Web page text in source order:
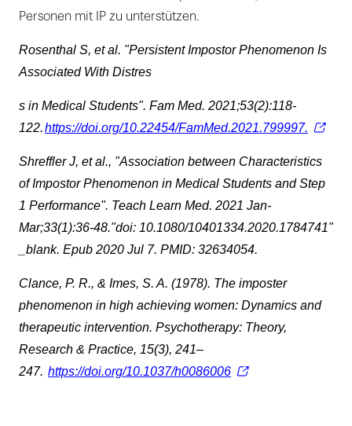
Personen mit IP zu unterstützen.
Rosenthal S, et al. "Persistent Impostor Phenomenon Is
Associated With Distres
s in Medical Students". Fam Med. 2021;53(2):118-
122.https://doi.org/10.22454/FamMed.2021.799997.
Shreffler J, et al., "Association between Characteristics
of Impostor Phenomenon in Medical Students and Step
1 Performance". Teach Learn Med. 2021 Jan-
Mar;33(1):36-48."doi: 10.1080/10401334.2020.1784741"
_blank. Epub 2020 Jul 7. PMID: 32634054.
Clance, P. R., & Imes, S. A. (1978). The imposter
phenomenon in high achieving women: Dynamics and
therapeutic intervention. Psychotherapy: Theory,
Research & Practice, 15(3), 241–
247. https://doi.org/10.1037/h0086006